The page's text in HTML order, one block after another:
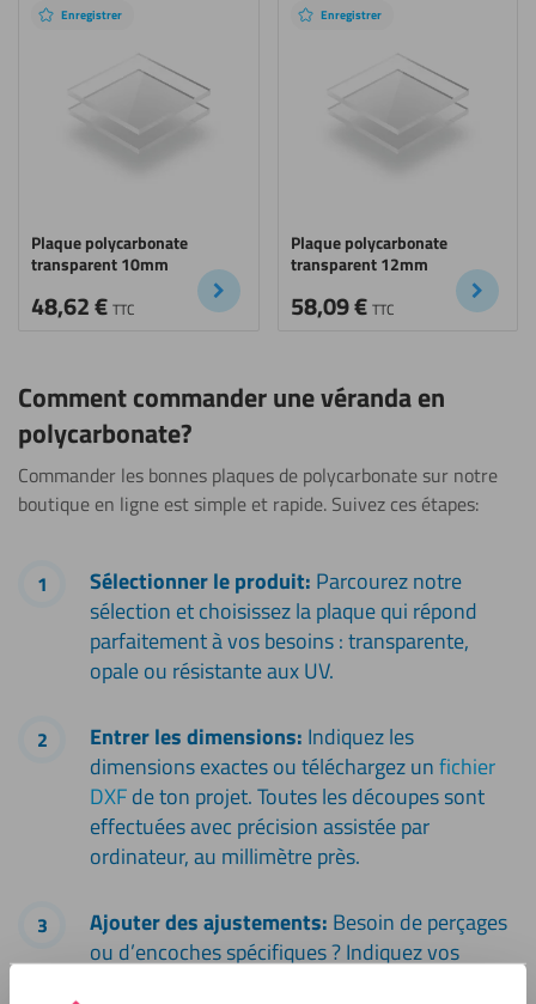
recommandés
Enregistrer
Plaque polycarbonate
transparent 10mm
48,62€ TTC
Enregistrer
Plaque polycarbonate
transparent 12mm
58,09€ TTC
Comment commander une véranda en
polycarbonate?
Commander les bonnes plaques de polycarbonate sur notre
boutique en ligne est simple et rapide. Suivez ces étapes:
Sélectionner le produit: Parcourez notre
sélection et choisissez la plaque qui répond
parfaitement à vos besoins : transparente,
opale ou résistante aux UV.
Entrer les dimensions: Indiquez les
dimensions exactes ou téléchargez unfichier
DXFde ton projet. Toutes les découpes sont
effectuées avec précision assistée par
ordinateur, au millimètre près.
Ajouter des ajustements: Besoin de perçages
ou d’encoches spécifiques ? Indiquez vos